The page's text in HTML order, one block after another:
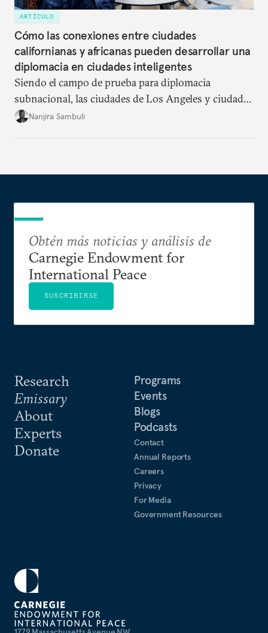
ARTÍCULO
Cómo las conexiones entre ciudades
californianas y africanas pueden desarrollar una
diplomacia en ciudades inteligentes
Siendo el campo de prueba para diplomacia
subnacional, las ciudades de Los Angeles y ciudades
africanes pueden aliarse para apalancar la
Nanjira Sambuli
Research
Emissary
About
Experts
Donate
Programs
Events
Blogs
Podcasts
Contact
Annual Reports
Careers
Privacy
For Media
Government Resources
Obtén más noticias y análisis de
Carnegie Endowment for
International Peace
SUSCRIBIRSE